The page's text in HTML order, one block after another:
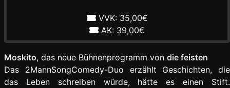
VVK: 35,00€
AK: 39,00€
Moskito, das neue Bühnenprogramm von die feisten
Das 2MannSongComedy-Duo erzählt Geschichten, die
das Leben schreiben würde, hätte es einen Stift.